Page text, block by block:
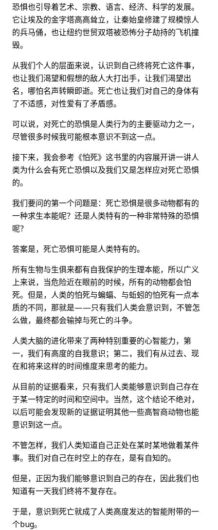
恐惧也引导着艺术、宗教、语言、经济、科学的发展。
它让埃及的金字塔高高耸立，让秦始皇修建了规模惊人
的兵马俑，也让纽约世贸双塔被恐怖分子劫持的飞机撞
毁。
从我们个人的层面来说，认识到自己终将死亡这件事，
也让我们渴望和假想的敌人大打出手，让我们渴望出
名，哪怕名声转瞬即逝。死亡也让我们对自己的身体有
了不适感，对性爱有了矛盾感。
可以说，对死亡的恐惧是人类行为的主要驱动力之一，
尽管很多时候我可能根本意识不到这一点。
接下来，我会参考《怕死》这书里的内容展开讲一讲人
类为什么会有死亡恐惧以及我们又是怎样应对死亡恐惧
的。
我们要问的第一个问题是：死亡恐惧是很多动物都有的
一种求生本能呢？还是人类特有的一种非常特殊的恐惧
呢？
答案是，死亡恐惧可能是人类特有的。
所有生物与生俱来都有自我保护的生理本能，所以广义
上来说，当危险近在眼前的时候，所有的动物都会怕
死。但是，人类的怕死与蝙蝠、与蚯蚓的怕死有一点本
质的不同，那就是——只有我们人类会意识到，不管怎
么做，最终都会输掉与死亡的斗争。
人类大脑的进化带来了两种特别重要的心智能力，第
一，我们有高度的自我意识；第二，我们有从过去、现
在和将来这样的时间维度来思考的能力。
从目前的证据看来，只有我们人类能够意识到自己存在
于某一特定的时间和空间中。当然，这个结论不绝对，
以后可能会发现新的证据证明其他一些高智商动物也能
意识到这一点。
不管怎样，我们人类知道自己正处在某时某地做着某件
事。我们对自己在时空上的存在，是有自知的。
但是，正因为我们能够意识到自己的存在，因此我们也
知道有一天我们终将不复存在。
于是，意识到死亡就成了人类高度发达的智能附带的一
个bug。